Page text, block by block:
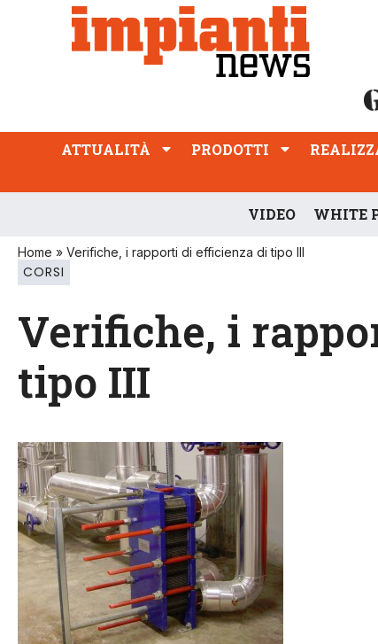
ATTUALITÀ PRODOTTI
PROFESSIONE
ATTUALITÀ PRODOTTI
VIDEO WHITE
Home » Verifiche, i rapporti di efficienza di tipo III
CORSI
Verifiche, i
tipo III